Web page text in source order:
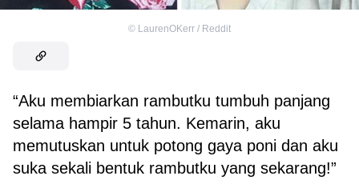
© LaurenOKerr / Reddit
“Aku membiarkan rambutku tumbuh panjang
selama hampir 5 tahun. Kemarin, aku
memutuskan untuk potong gaya poni dan aku
suka sekali bentuk rambutku yang sekarang!”